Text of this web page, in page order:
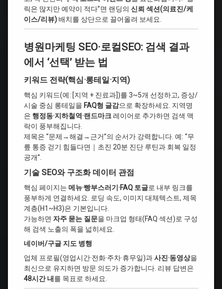
릭은 많지만 예약이 적다”면 랜딩의 신뢰 섹션(의료진/케
이스/리뷰)배치를 상단으로 끌어올려 보세요.
병원마케팅 SEO·로컬SEO: 검색 결과
에서 ‘선택’ 받는 법
키워드 전략(핵심·롱테일·지역)
핵심 키워드(예: [지역 + 진료과])를 3~5개 선정하고, 증상/
시술 중심 롱테일을 FAQ형 글감으로 확장하세요. 지역명
은 행정동·지하철역·랜드마크레이어로 추가하면 검색 맥
락이 풍부해집니다.
제목은 “문제→해결→근거”의 순서가 강력합니다. 예: “무
릎 통증 걷기 힘들다면｜초진 20분 진단 루틴과 회복 일정
공개”.
기술 SEO와 구조화 데이터 관점
핵심 페이지는 메뉴·빵부스러기·FAQ 토글로 내부 링크를
풍부하게 연결하세요. 로딩 속도, 이미지 대체텍스트, 제목
계층(H1~H3)은 기본입니다.
가능하면 자주 묻는 질문을 마크업 형태(FAQ 섹션)로 구성
해 검색 노출의 폭을 넓히세요.
네이버/구글 지도 병행
업체 프로필(영업시간·전화·주차·휴무일)과사진·동영상을
최신으로 유지하면 방문 의도가 증가합니다. 리뷰 답변은
48시간 내 를 목표로 하세요.